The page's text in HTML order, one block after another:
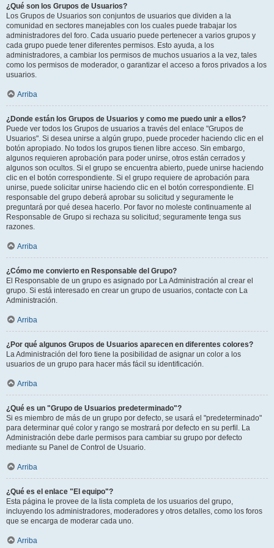
¿Qué son los Grupos de Usuarios?
Los Grupos de Usuarios son conjuntos de usuarios que dividen a la
comunidad en sectores manejables con los cuales puede trabajar los
administradores del foro. Cada usuario puede pertenecer a varios grupos y
cada grupo puede tener diferentes permisos. Esto ayuda, a los
administradores, a cambiar los permisos de muchos usuarios a la vez, tales
como los permisos de moderador, o garantizar el acceso a foros privados a los
usuarios.
Arriba
¿Donde están los Grupos de Usuarios y como me puedo unir a ellos?
Puede ver todos los Grupos de usuarios a través del enlace "Grupos de
Usuarios". Si desea unirse a algún grupo, puede proceder haciendo clic en el
botón apropiado. No todos los grupos tienen libre acceso. Sin embargo,
algunos requieren aprobación para poder unirse, otros están cerrados y
algunos son ocultos. Si el grupo se encuentra abierto, puede unirse haciendo
clic en el botón correspondiente. Si el grupo requiere de aprobación para
unirse, puede solicitar unirse haciendo clic en el botón correspondiente. El
responsable del grupo deberá aprobar su solicitud y seguramente le
preguntará por qué desea hacerlo. Por favor no moleste continuamente al
Responsable de Grupo si rechaza su solicitud; seguramente tenga sus
razones.
Arriba
¿Cómo me convierto en Responsable del Grupo?
El Responsable de un grupo es asignado por La Administración al crear el
grupo. Si está interesado en crear un grupo de usuarios, contacte con La
Administración.
Arriba
¿Por qué algunos Grupos de Usuarios aparecen en diferentes colores?
La Administración del foro tiene la posibilidad de asignar un color a los
usuarios de un grupo para hacer más fácil su identificación.
Arriba
¿Qué es un "Grupo de Usuarios predeterminado"?
Si es miembro de más de un grupo por defecto, se usará el "predeterminado"
para determinar qué color y rango se mostrará por defecto en su perfil. La
Administración debe darle permisos para cambiar su grupo por defecto
mediante su Panel de Control de Usuario.
Arriba
¿Qué es el enlace "El equipo"?
Esta página le provee de la lista completa de los usuarios del grupo,
incluyendo los administradores, moderadores y otros detalles, como los foros
que se encarga de moderar cada uno.
Arriba